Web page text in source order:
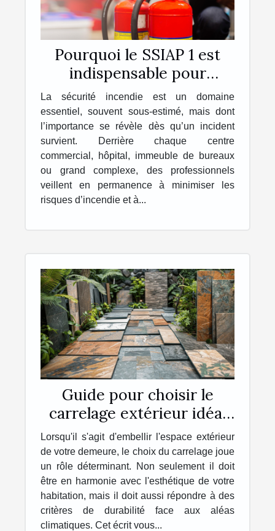
Pourquoi le SSIAP 1 est
indispensable pour
travailler dans la sécurité
incendie ?
La sécurité incendie est un domaine
essentiel, souvent sous-estimé, mais dont
l’importance se révèle dès qu’un incident
survient. Derrière chaque centre
commercial, hôpital, immeuble de bureaux
ou grand complexe, des professionnels
veillent en permanence à minimiser les
risques d’incendie et à...
Guide pour choisir le
carrelage extérieur idéal
pour votre maison
Lorsqu'il s'agit d'embellir l'espace extérieur
de votre demeure, le choix du carrelage joue
un rôle déterminant. Non seulement il doit
être en harmonie avec l'esthétique de votre
habitation, mais il doit aussi répondre à des
critères de durabilité face aux aléas
climatiques. Cet écrit vous...